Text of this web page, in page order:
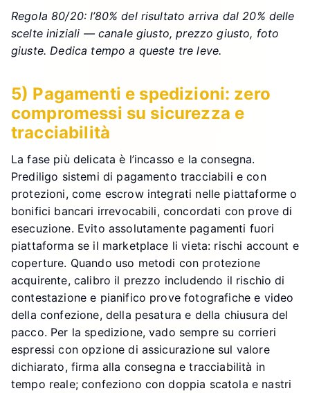
Regola 80/20: l’80% del risultato arriva dal 20% delle
scelte iniziali — canale giusto, prezzo giusto, foto
giuste. Dedica tempo a queste tre leve.
5) Pagamenti e spedizioni: zero
compromessi su sicurezza e
tracciabilità
La fase più delicata è l’incasso e la consegna.
Prediligo sistemi di pagamento tracciabili e con
protezioni, come escrow integrati nelle piattaforme o
bonifici bancari irrevocabili, concordati con prove di
esecuzione. Evito assolutamente pagamenti fuori
piattaforma se il marketplace li vieta: rischi account e
coperture. Quando uso metodi con protezione
acquirente, calibro il prezzo includendo il rischio di
contestazione e pianifico prove fotografiche e video
della confezione, della pesatura e della chiusura del
pacco. Per la spedizione, vado sempre su corrieri
espressi con opzione di assicurazione sul valore
dichiarato, firma alla consegna e tracciabilità in
tempo reale; confeziono con doppia scatola e nastri